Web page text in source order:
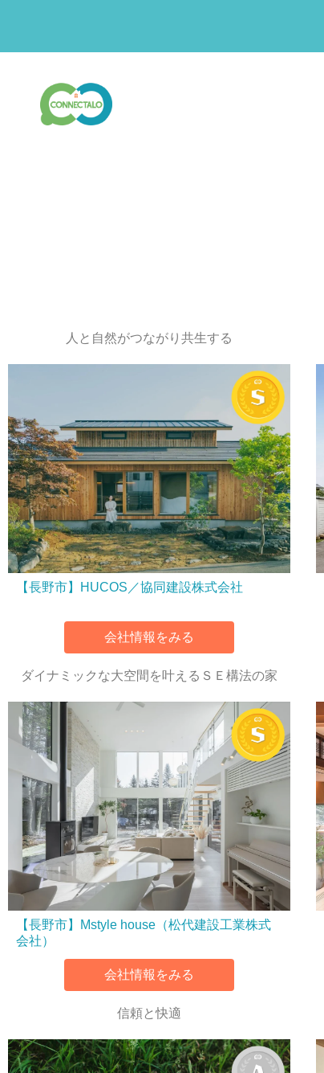
人と自然がつながり共生する
【長野市】HUCOS／協同建設株式会社
会社情報をみる
ダイナミックな大空間を叶えるＳＥ構法の家
【長野市】Mstyle house（松代建設工業株式
会社）
会社情報をみる
信頼と快適